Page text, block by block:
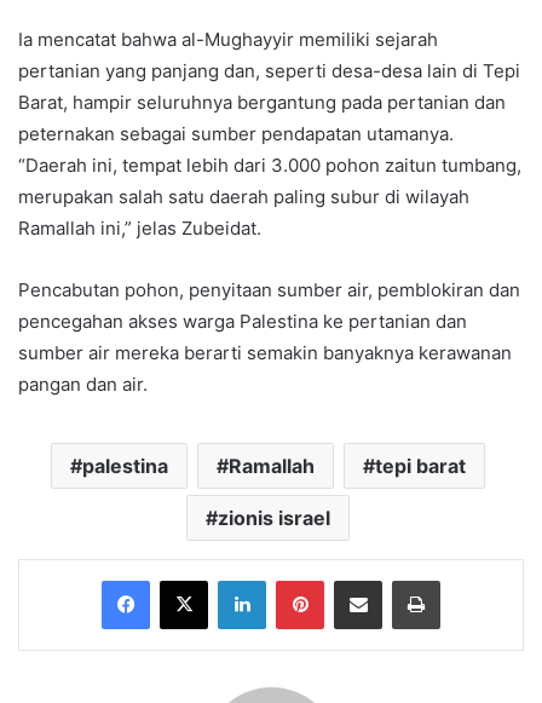
Ia mencatat bahwa al-Mughayyir memiliki sejarah
pertanian yang panjang dan, seperti desa-desa lain di Tepi
Barat, hampir seluruhnya bergantung pada pertanian dan
peternakan sebagai sumber pendapatan utamanya.
“Daerah ini, tempat lebih dari 3.000 pohon zaitun tumbang,
merupakan salah satu daerah paling subur di wilayah
Ramallah ini,” jelas Zubeidat.
Pencabutan pohon, penyitaan sumber air, pemblokiran dan
pencegahan akses warga Palestina ke pertanian dan
sumber air mereka berarti semakin banyaknya kerawanan
pangan dan air.
palestina Ramallah tepi barat
zionis israel
Facebook
X LinkedInPinterestShare via Email Print